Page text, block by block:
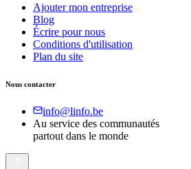
Ajouter mon entreprise
Blog
Écrire pour nous
Conditions d'utilisation
Plan du site
Nous contacter
info@linfo.be
Au service des communautés
partout dans le monde